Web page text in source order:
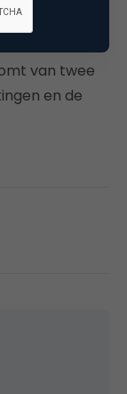
van twee
en de